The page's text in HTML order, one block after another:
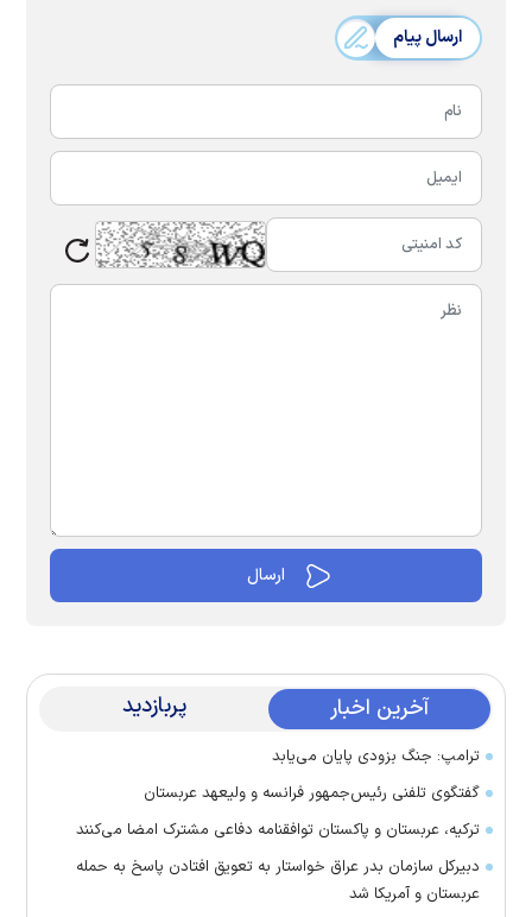
ارسال پیام
آخرین اخبار پربازدید
ترامپ: جنگ بزودی پایان می‌یابد
گفتگوی تلفنی رئیس‌جمهور فرانسه و ولیعهد عربستان
ترکیه، عربستان و پاکستان توافقنامه دفاعی مشترک امضا می‌کنند
دبیرکل سازمان بدر عراق خواستار به تعویق افتادن پاسخ به حمله
عربستان و آمریکا شد